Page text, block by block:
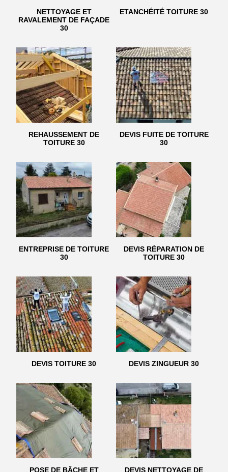
NETTOYAGE ET
RAVALEMENT DE FAÇADE
30
ETANCHÉITÉ TOITURE 30
REHAUSSEMENT DE
TOITURE 30
DEVIS FUITE DE TOITURE
30
ENTREPRISE DE TOITURE
30
DEVIS RÉPARATION DE
TOITURE 30
DEVIS TOITURE 30 DEVIS ZINGUEUR 30
POSE DE BÂCHE ET DEVIS NETTOYAGE DE